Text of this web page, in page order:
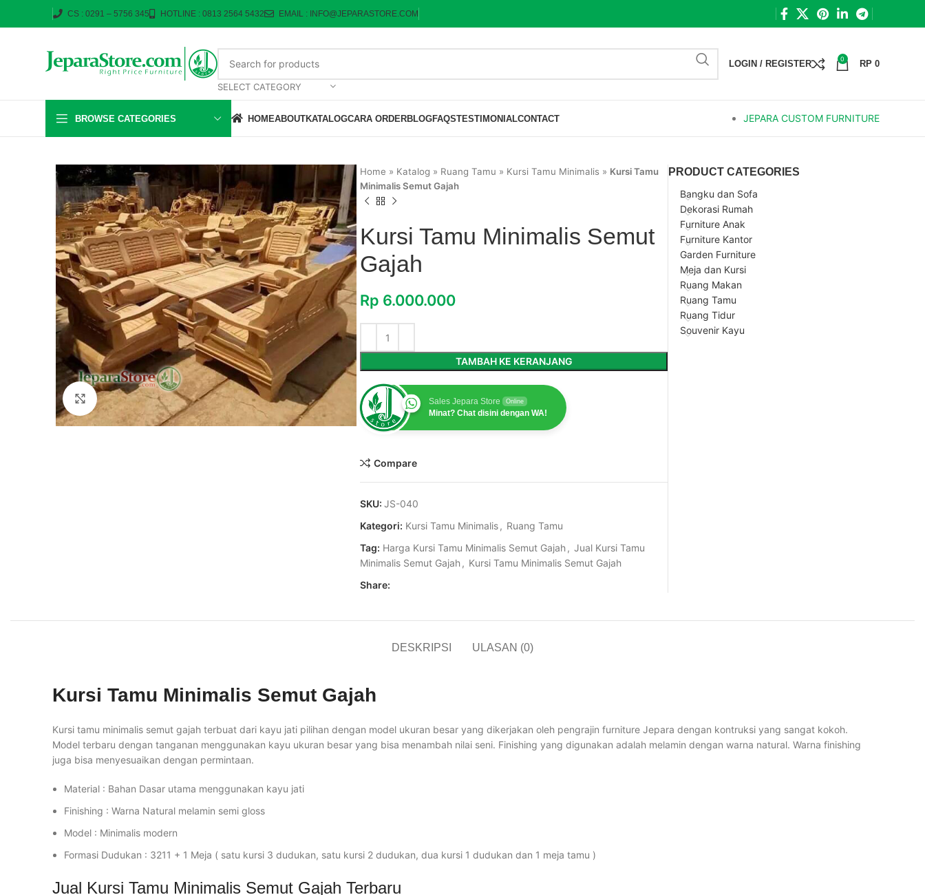
CS : 0291 – 5756 345 HOTLINE : 0813 2564 5432 EMAIL : INFO@JEPARASTORE.COM
SELECT CATEGORY
LOGIN / REGISTER 0 RP 0
BROWSE CATEGORIES HOMEABOUTKATALOGCARA ORDERBLOGFAQSTESTIMONIALCONTACT JEPARA CUSTOM FURNITURE
Click to enlarge
Home » Katalog » Ruang Tamu » Kursi Tamu Minimalis » Kursi Tamu
Minimalis Semut Gajah
Kursi Tamu Minimalis Semut
Gajah
Rp 6.000.000
TAMBAH KE KERANJANG
Sales Jepara Store Online
Minat? Chat disini dengan WA!
Compare
SKU: JS-040
Kategori: Kursi Tamu Minimalis, Ruang Tamu
Tag: Harga Kursi Tamu Minimalis Semut Gajah, Jual Kursi Tamu
Minimalis Semut Gajah, Kursi Tamu Minimalis Semut Gajah
Share:
PRODUCT CATEGORIES
Bangku dan Sofa
Dekorasi Rumah
Furniture Anak
Furniture Kantor
Garden Furniture
Meja dan Kursi
Ruang Makan
Ruang Tamu
Ruang Tidur
Souvenir Kayu
DESKRIPSI ULASAN (0)
Kursi Tamu Minimalis Semut Gajah
Kursi tamu minimalis semut gajah terbuat dari kayu jati pilihan dengan model ukuran besar yang dikerjakan oleh pengrajin furniture Jepara dengan kontruksi yang sangat kokoh.
Model terbaru dengan tanganan menggunakan kayu ukuran besar yang bisa menambah nilai seni. Finishing yang digunakan adalah melamin dengan warna natural. Warna finishing
juga bisa menyesuaikan dengan permintaan.
Material : Bahan Dasar utama menggunakan kayu jati
Finishing : Warna Natural melamin semi gloss
Model : Minimalis modern
Formasi Dudukan : 3211 + 1 Meja ( satu kursi 3 dudukan, satu kursi 2 dudukan, dua kursi 1 dudukan dan 1 meja tamu )
Jual Kursi Tamu Minimalis Semut Gajah Terbaru